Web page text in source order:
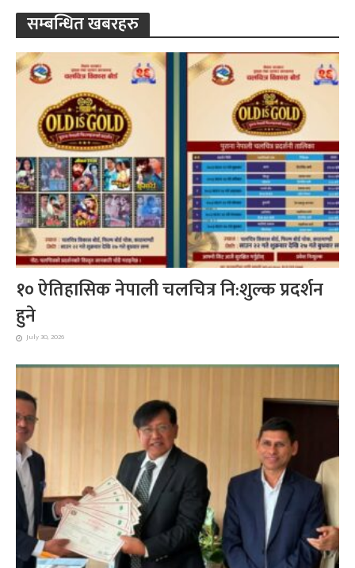
सम्बन्धित खबरहरु
१० ऐतिहासिक नेपाली चलचित्र नि:शुल्क प्रदर्शन
हुने
July 30, 2026